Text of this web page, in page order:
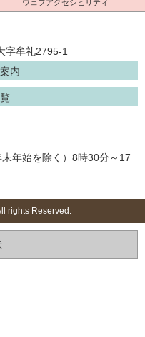
ウェブアクセシビリティ
字牟礼2795-1
内
年始を除く）8時30分～17
rights Reserved.